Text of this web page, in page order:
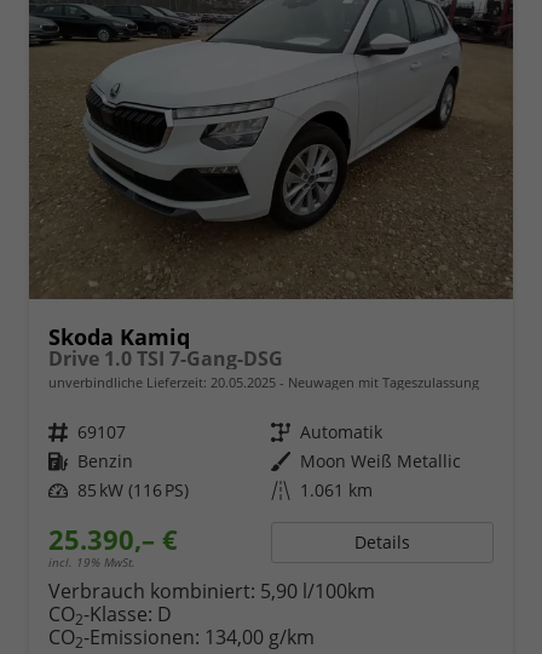
Skoda Kamiq
Drive 1.0 TSI 7-Gang-DSG
unverbindliche Lieferzeit: 20.05.2025 Neuwagen mit Tageszulassung
Fahrzeugnr. 69107 Getriebe Automatik
Kraftstoff Benzin Außenfarbe Moon Weiß Metallic
Leistung 85 kW (116 PS) Kilometerstand 1.061 km
25.390,– €
incl. 19% MwSt.
Details
Verbrauch kombiniert: 5,90 l/100km
CO2-Klasse: D
CO2-Emissionen: 134,00 g/km